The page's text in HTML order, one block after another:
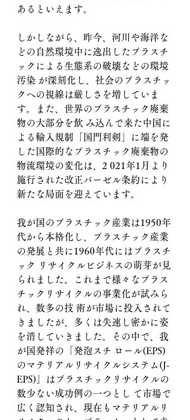
あるといえます。
しかしながら、昨今、河川や海洋な
どの自然環境中に逸出したプラスチ
ックによる生態系の破壊などの環境
汚染 が深刻化し、社会のプラスチッ
クへの視線は厳しさを増していま
す。また、世界のプラスチック廃棄
物の大部分を飲 み込んで来た中国に
よる輸入規制「国門利剣」に端を発
した国際的なプラスチック廃棄物の
物流環境の変化は、2 021年1月より
施行された改正バーゼル条約により
新たな局面を迎えています。
我が国のプラスチック産業は1950年
代から本格化し、プラスチック産業
の発展と共に1960年代にはプラスチ
ック リサイクルビジネスの萌芽が見
られました。これまで様々なプラス
チックリサイクルの事業化が試みら
れ、数多の技 術が市場に投入されて
きましたが、多くは失速し密かに姿
を消していきました。その中で、我
が国発祥の「発泡スチ ロール(EPS)
のマテリアルリサイクルシステム(J-
EPS)」はプラスチックリサイクルの
数少ない成功例の一つとし て市場で
広く認知され、現在もマテリアルリ